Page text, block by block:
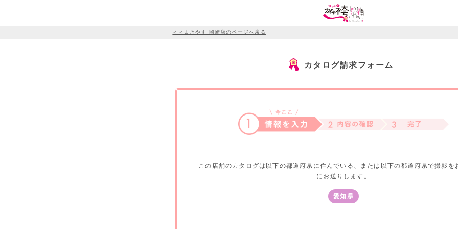
＜＜まきやす 岡崎店のページへ戻る
カタログ請求フォーム
この店舗のカタログは以下の都道府県に住んでいる、または以下の都道府県で撮影を
にお送りします。
愛知県